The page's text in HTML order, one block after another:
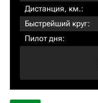
Дистанция, км.:
Быстрейший круг:
Пилот дня: